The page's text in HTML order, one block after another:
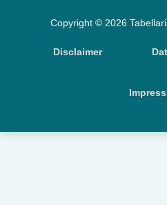
Copyright © 2026
Disclaimer